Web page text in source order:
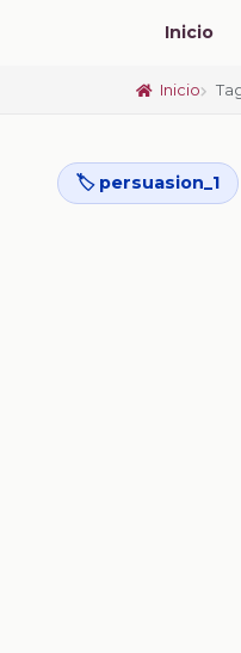
Inicio
Inicio
🏷️ persuasion_1